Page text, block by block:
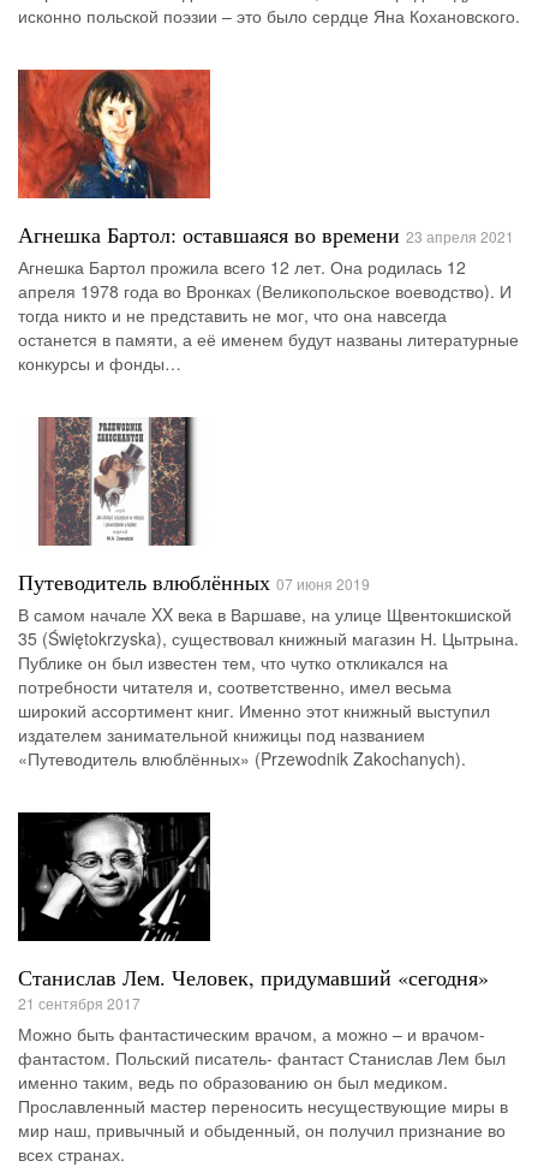
исконно польской поэзии – это было сердце Яна Кохановского.
Агнешка Бартол: оставшаяся во времени 23 апреля 2021
Агнешка Бартол прожила всего 12 лет. Она родилась 12
апреля 1978 года во Вронках (Великопольское воеводство). И
тогда никто и не представить не мог, что она навсегда
останется в памяти, а её именем будут названы литературные
конкурсы и фонды…
Путеводитель влюблённых 07 июня 2019
В самом начале XX века в Варшаве, на улице Щвентокшиской
35 (Świętokrzyska), существовал книжный магазин Н. Цытрына.
Публике он был известен тем, что чутко откликался на
потребности читателя и, соответственно, имел весьма
широкий ассортимент книг. Именно этот книжный выступил
издателем занимательной книжицы под названием
«Путеводитель влюблённых» (Przewodnik Zakochanych).
Станислав Лем. Человек, придумавший «сегодня»
21 сентября 2017
Можно быть фантастическим врачом, а можно – и врачом-
фантастом. Польский писатель- фантаст Станислав Лем был
именно таким, ведь по образованию он был медиком.
Прославленный мастер переносить несуществующие миры в
мир наш, привычный и обыденный, он получил признание во
всех странах.